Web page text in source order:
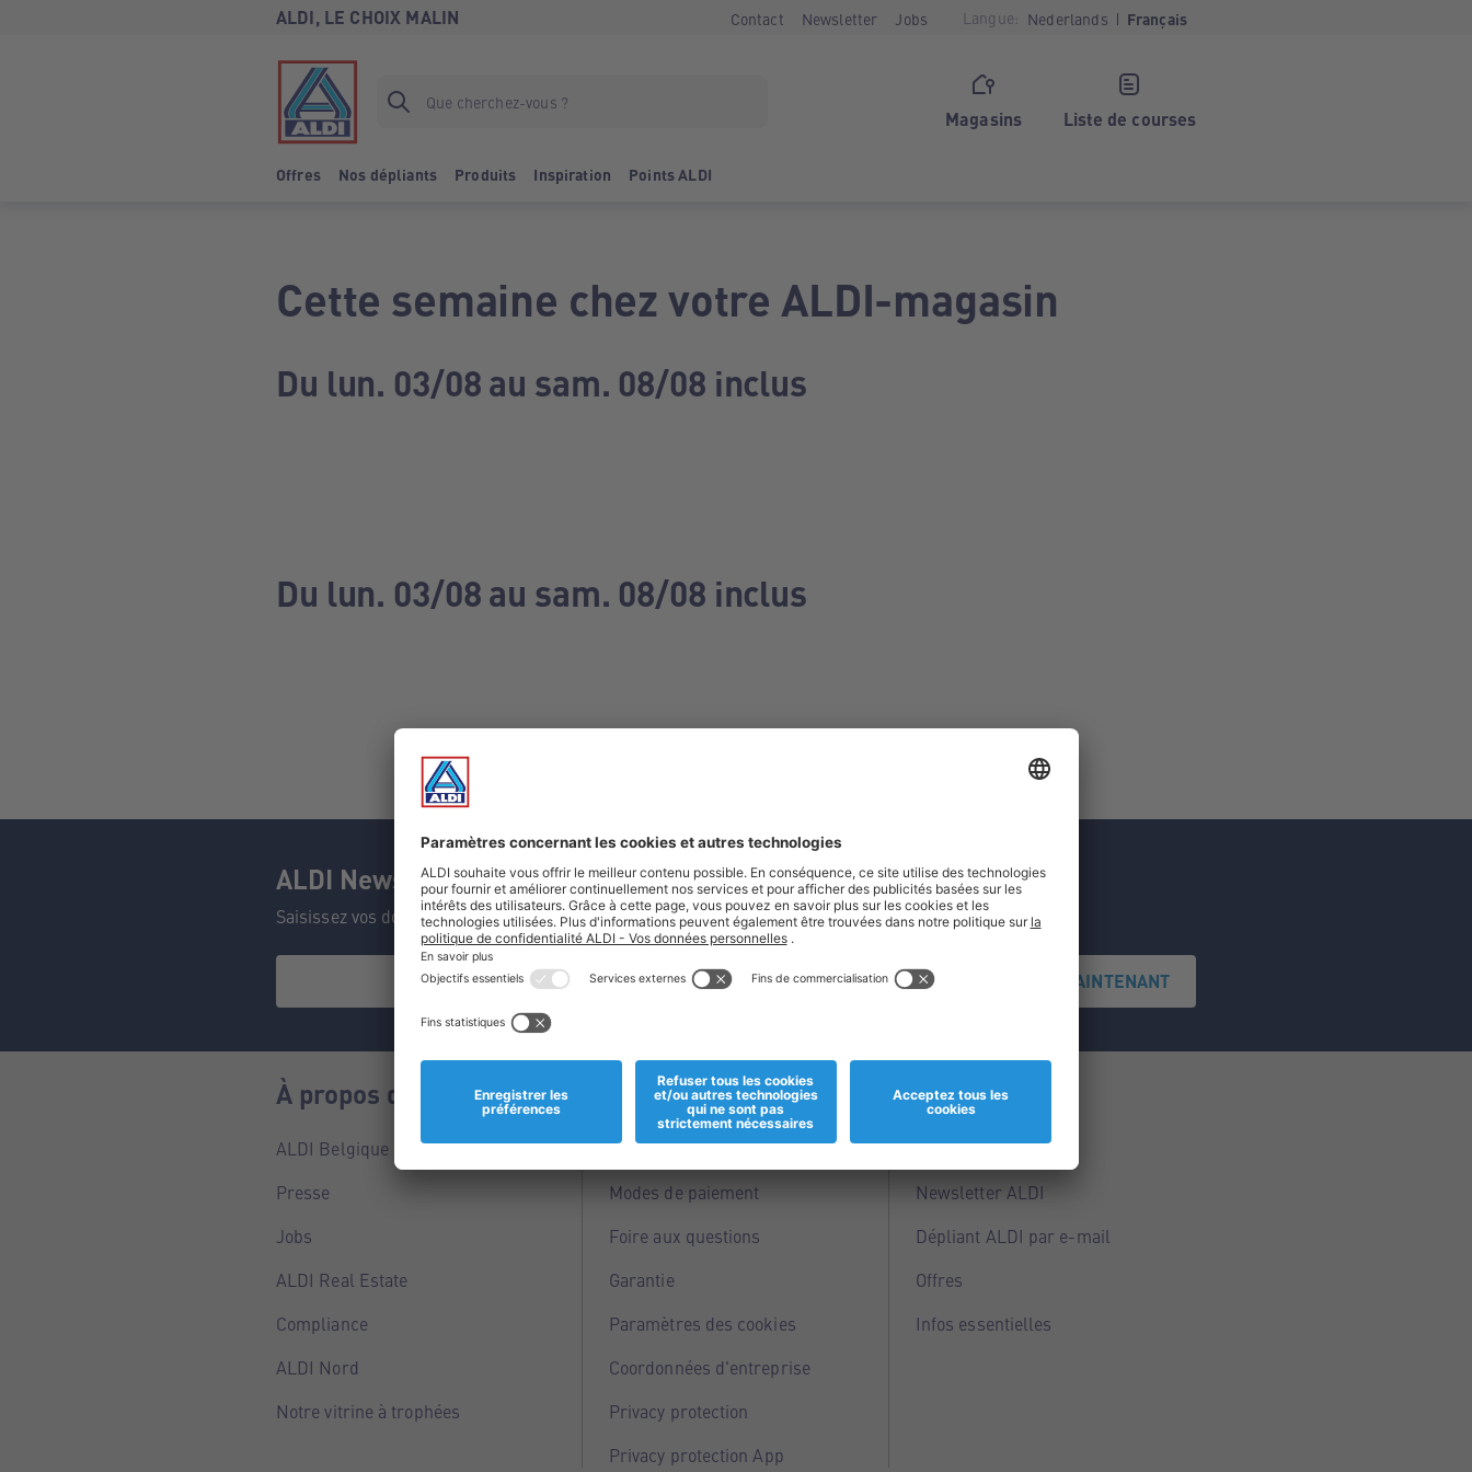
ALDI, LE CHOIX MALIN Contact Newsletter Jobs Langue: Nederlands Français
Magasins Liste de courses
Offres Nos dépliants Produits Inspiration Points ALDI
Cette semaine chez votre ALDI-magasin
Du lun. 03/08 au sam. 08/08 inclus
Du lun. 03/08 au sam. 08/08 inclus
ALDI Newsletter
Saisissez vos données et ne manquez aucune de nos offres.
S'INSCRIRE MAINTENANT
À propos de nous
ALDI Belgique
Presse
Jobs
ALDI Real Estate
Compliance
ALDI Nord
Notre vitrine à trophées
Informations
Magasins
Modes de paiement
Foire aux questions
Garantie
Paramètres des cookies
Coordonnées d'entreprise
Privacy protection
Privacy protection App
Service
Points ALDI
Newsletter ALDI
Dépliant ALDI par e-mail
Offres
Infos essentielles